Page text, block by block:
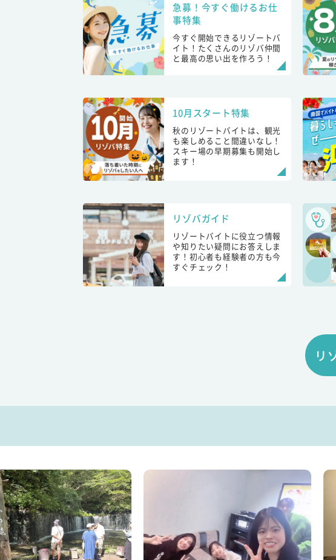
急募！今すぐ働けるお仕
事特集
今すぐ開始できるリゾートバ
イト！たくさんのリゾバ仲間
と最高の思い出を作ろう！
10月スタート特集
秋のリゾートバイトは、観光
も楽しめること間違いなし！
スキー場の早期募集も開始し
ます！
リゾバガイド
リゾートバイトに役立つ情報
や知りたい疑問にお答えしま
す！初心者も経験者の方も今
すぐチェック！
リ